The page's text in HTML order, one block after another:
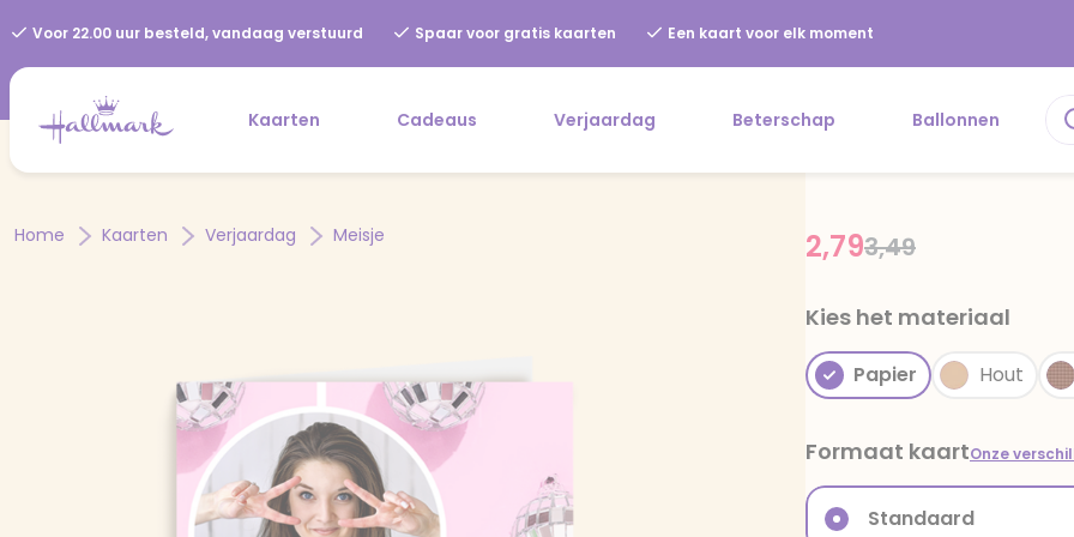
Voor 22.00 uur besteld, vandaag verstuurd Spaar voor gratis kaarten Een kaart voor elk moment
Kaarten Cadeaus Verjaardag Beterschap Ballonnen
Home Kaarten Verjaardag Meisje Price reduced
3,49to
2,79
Kies het materiaal
Papier Hout
Formaat kaartOnze
Standaard